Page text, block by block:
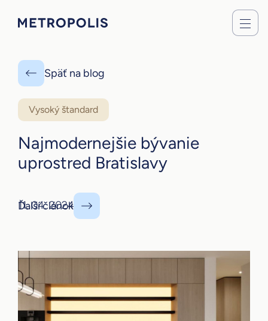
Vysoký štandard
Najmodernejšie bývanie
uprostred Bratislavy
11. 04. 2024
Späť na blog
Ďalší článok